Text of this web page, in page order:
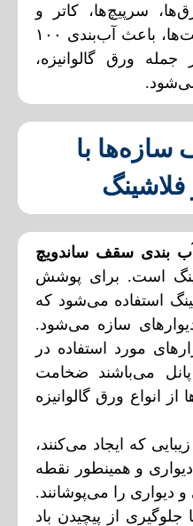
سرپیچ‌ها، کاتر و
بدون الیاف در سایر قسمت‌ها، باعث آب‌بندی ۱۰۰
ورق گالوانیزه،
با
فلاشینگ
بندی سقف ساندویچ
است. برای پوشش
استفاده می‌شود که
سازه می‌شود.
مورد استفاده در
می‌باشند ضخامت
انواع ورق گالوانیزه
که ایجاد می‌کنند،
و همینطور نقطه
دیواری را می‌پوشانند.
از پیچیدن باد